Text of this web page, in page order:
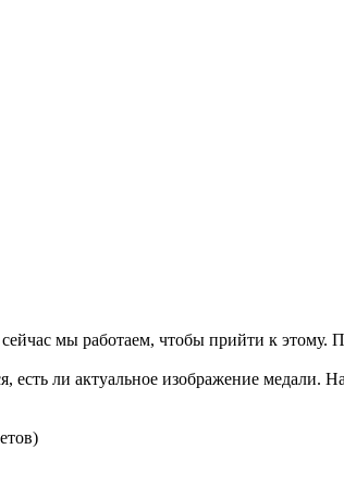
мы работаем, чтобы прийти к
ли актуальное изображение